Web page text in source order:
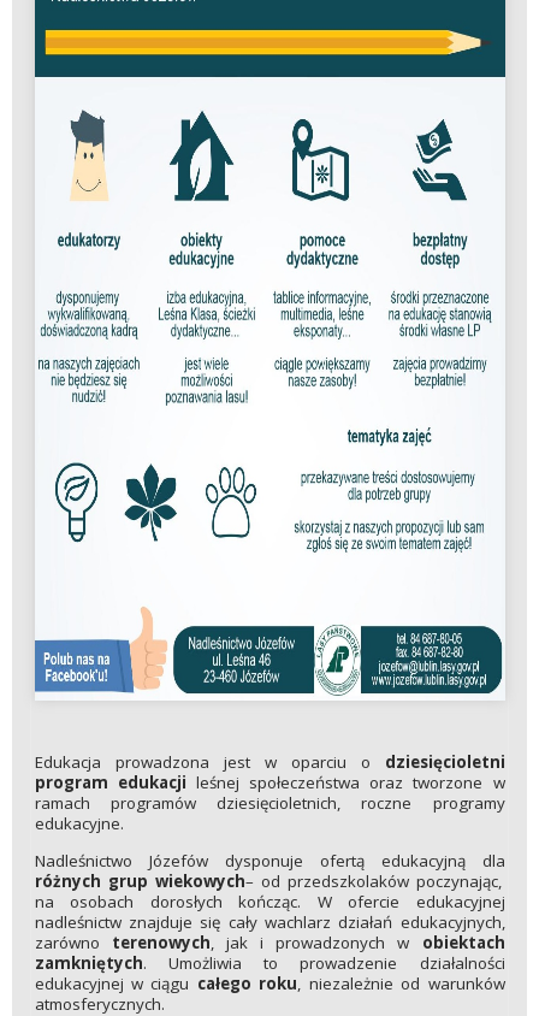
Edukacja prowadzona jest w oparciu o dziesięcioletni
program edukacji leśnej społeczeństwa oraz tworzone w
ramach programów dziesięcioletnich, roczne programy
edukacyjne.
Nadleśnictwo Józefów dysponuje ofertą edukacyjną dla
różnych grup wiekowych– od przedszkolaków poczynając,
na osobach dorosłych kończąc. W ofercie edukacyjnej
nadleśnictw znajduje się cały wachlarz działań edukacyjnych,
zarówno terenowych, jak i prowadzonych w obiektach
zamkniętych. Umożliwia to prowadzenie działalności
edukacyjnej w ciągu całego roku, niezależnie od warunków
atmosferycznych.